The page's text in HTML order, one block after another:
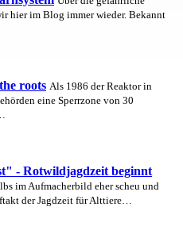
hier im Blog immer wieder. Bekannt
roots Als 1986 der Reaktor in
eine Sperrzone von 30
- Rotwildjagdzeit beginnt
im Aufmacherbild eher scheu und
der Jagdzeit für Alttiere…